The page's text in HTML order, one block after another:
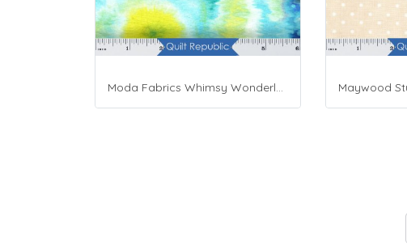
Moda Fabrics Whimsy Wonderland Shakedown Street Spiral Breeze